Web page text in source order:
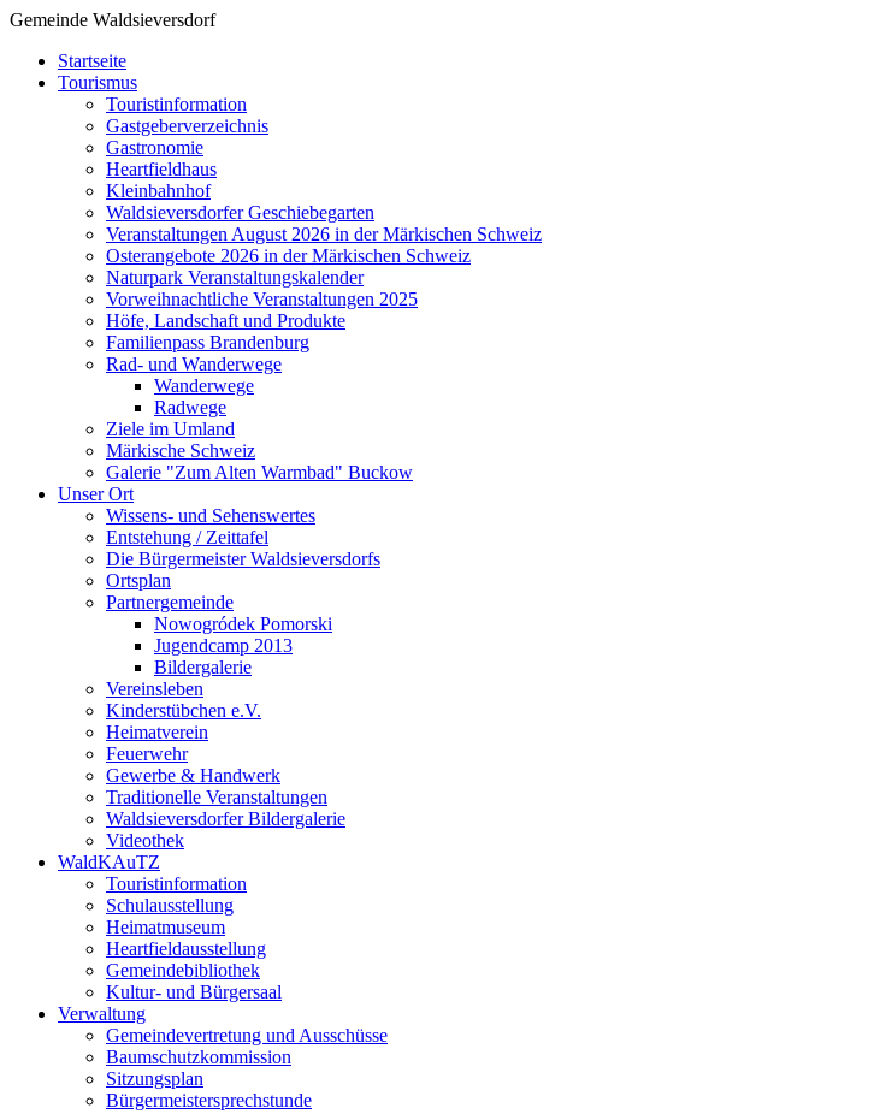
Gemeinde Waldsieversdorf
Startseite
Tourismus
Touristinformation
Gastgeberverzeichnis
Gastronomie
Heartfieldhaus
Kleinbahnhof
Waldsieversdorfer Geschiebegarten
Veranstaltungen August 2026 in der Märkischen Schweiz
Osterangebote 2026 in der Märkischen Schweiz
Naturpark Veranstaltungskalender
Vorweihnachtliche Veranstaltungen 2025
Höfe, Landschaft und Produkte
Familienpass Brandenburg
Rad- und Wanderwege
Wanderwege
Radwege
Ziele im Umland
Märkische Schweiz
Galerie "Zum Alten Warmbad" Buckow
Unser Ort
Wissens- und Sehenswertes
Entstehung / Zeittafel
Die Bürgermeister Waldsieversdorfs
Ortsplan
Partnergemeinde
Nowogródek Pomorski
Jugendcamp 2013
Bildergalerie
Vereinsleben
Kinderstübchen e.V.
Heimatverein
Feuerwehr
Gewerbe & Handwerk
Traditionelle Veranstaltungen
Waldsieversdorfer Bildergalerie
Videothek
WaldKAuTZ
Touristinformation
Schulausstellung
Heimatmuseum
Heartfieldausstellung
Gemeindebibliothek
Kultur- und Bürgersaal
Verwaltung
Gemeindevertretung und Ausschüsse
Baumschutzkommission
Sitzungsplan
Bürgermeistersprechstunde